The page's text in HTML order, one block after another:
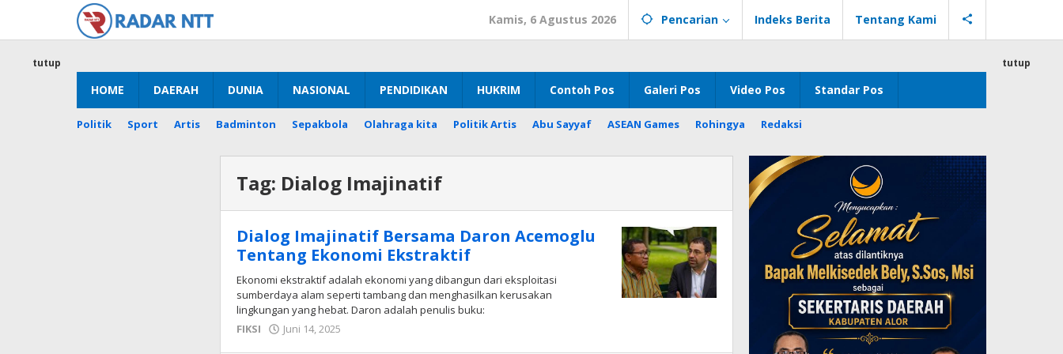
konten
Kamis, 6 Agustus 2026 Pencarian Indeks Berita Tentang Kami
HOME DAERAH DUNIA NASIONAL PENDIDIKAN HUKRIM Contoh Pos Galeri Pos Video Pos Standar Pos
Politik Sport Artis Badminton Sepakbola Olahraga kita Politik Artis Abu Sayyaf ASEAN Games Rohingya Redaksi
tutup tutup
Tag: Dialog Imajinatif
Dialog Imajinatif Bersama Daron Acemoglu
Tentang Ekonomi Ekstraktif
Ekonomi ekstraktif adalah ekonomi yang dibangun dari eksploitasi
sumberdaya alam seperti tambang dan menghasilkan kerusakan
lingkungan yang hebat. Daron adalah penulis buku:
FIKSI
Juni 14, 2025